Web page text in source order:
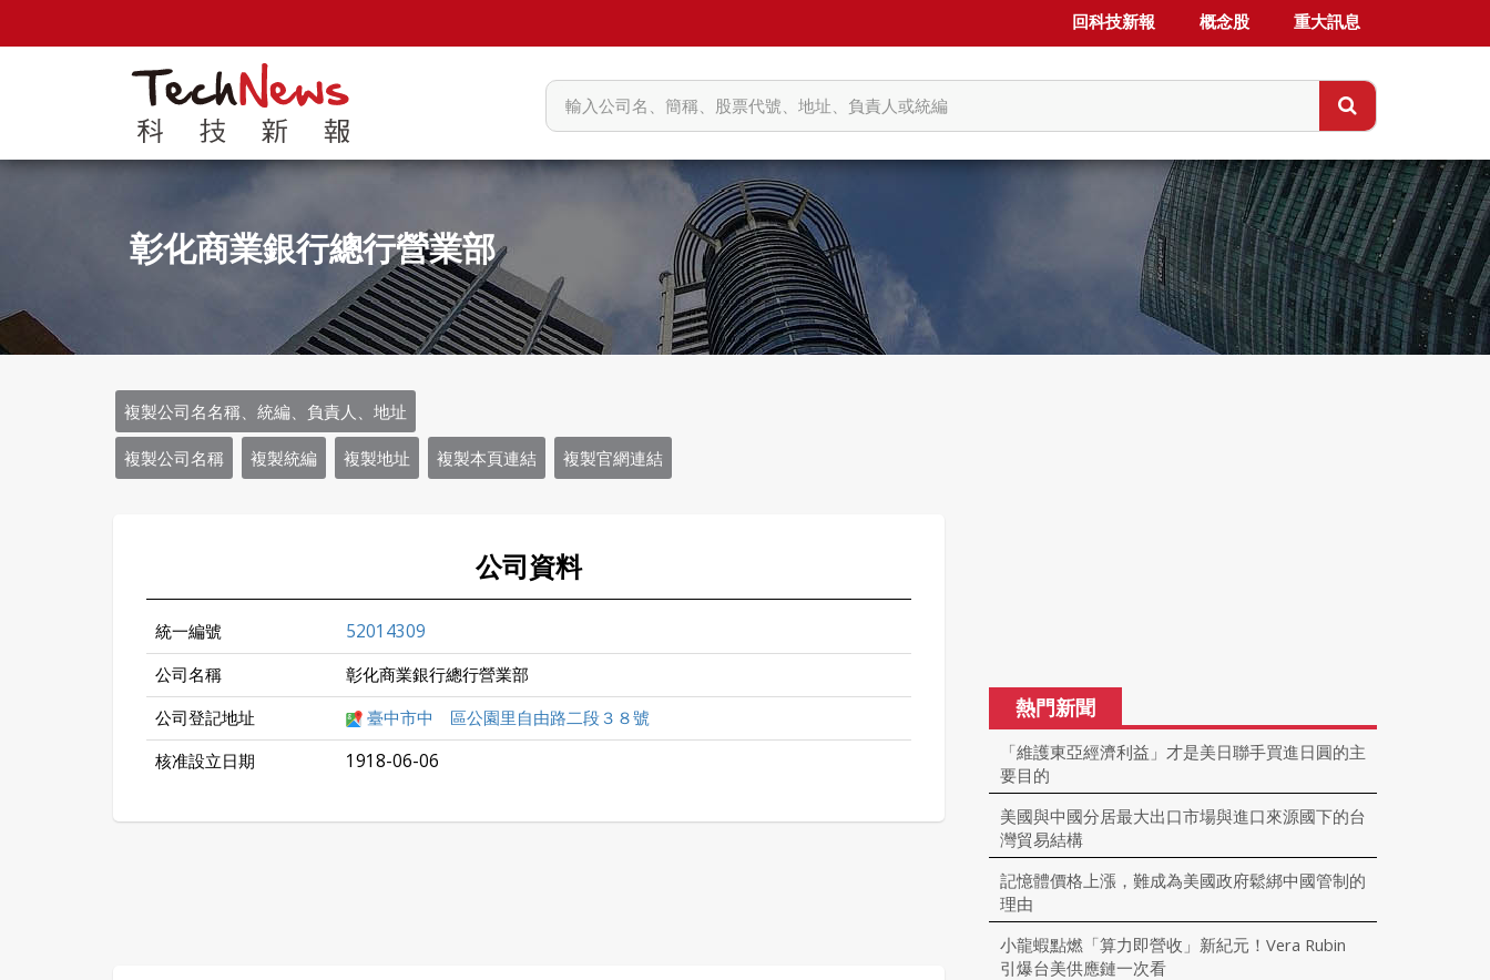
回科技新報 概念股 重大訊息
彰化商業銀行總行營業部
複製公司名名稱、統編、負責人、地址
複製公司名稱 複製統編 複製地址 複製本頁連結 複製官網連結
公司資料
統一編號
52014309
公司名稱
彰化商業銀行總行營業部
公司登記地址
臺中市中 區公園里自由路二段３８號
核准設立日期
1918-06-06
熱門新聞
「維護東亞經濟利益」才是美日聯手買進日圓的主
要目的
美國與中國分居最大出口市場與進口來源國下的台
灣貿易結構
記憶體價格上漲，難成為美國政府鬆綁中國管制的
理由
小龍蝦點燃「算力即營收」新紀元！Vera Rubin
引爆台美供應鏈一次看